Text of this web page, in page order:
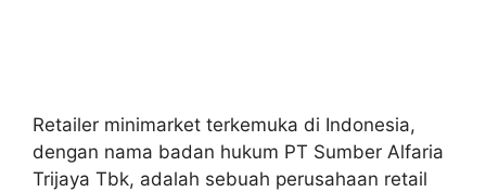
Retailer minimarket terkemuka di Indonesia,
dengan nama badan hukum PT Sumber Alfaria
Trijaya Tbk, adalah sebuah perusahaan retail